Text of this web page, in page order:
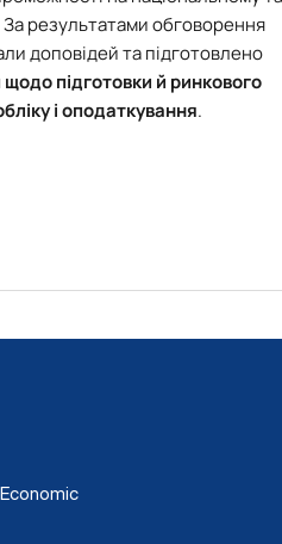
результатами обговорення
доповідей та підготовлено
підготовки й ринкового
і оподаткування.